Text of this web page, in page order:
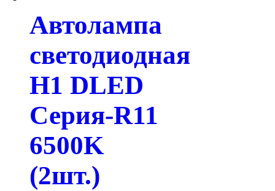
Автолампа
светодиодная
H1 DLED
Серия-R11
6500K
(2шт.)